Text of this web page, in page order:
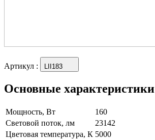
Артикул : LII183
Основные характеристики
Мощность, Вт
160
Световой поток, лм
23142
Цветовая температура, К 5000